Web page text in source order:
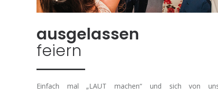
ausgelassen
feiern
Einfach mal „LAUT machen“ und sich von